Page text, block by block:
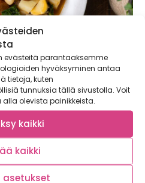
evästeitä parantaaksemme
hyväksyminen antaa
tietoja, kuten
tunnuksia tällä sivustolla. Voit
olevista painikkeista.
kaikki
kaikki
asetukset
lämmittävä keitto
on perinteisen nakkikeiton
koko perheelle ja maksaa